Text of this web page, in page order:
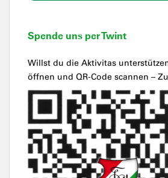
Spende uns per Twint
Willst du die Aktivitas
öffnen und QR-Code scannen –